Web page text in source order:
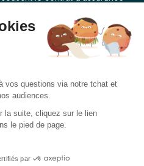
92300 Levallois Perret,
produit d’assurance est la loi